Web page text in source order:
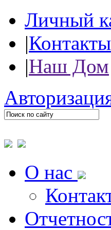
Личный
|Контакты
|Наш Дом
О нас